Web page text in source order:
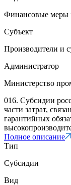
Финансовые меры
Субъект
Производители и
Администратор
Министерство
016. Субсидии
части затрат,
гарантийных
Полное описание
Тип
Субсидии
Вид